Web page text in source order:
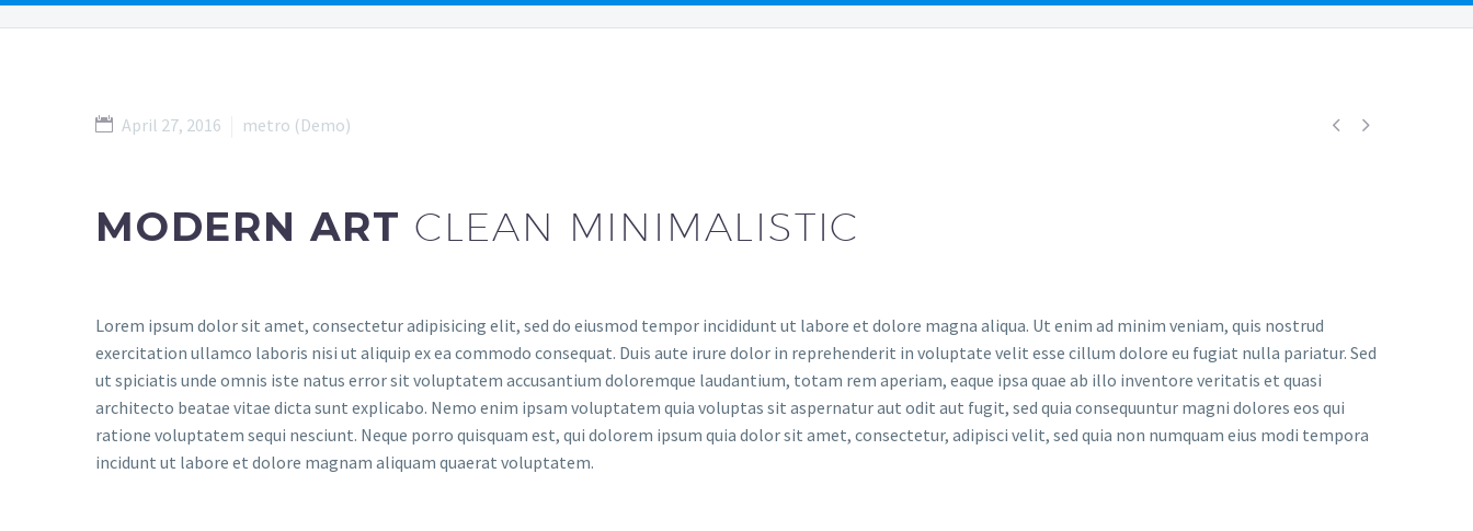
 
April 27, 2016 metro (Demo)
MODERN ART CLEAN MINIMALISTIC
Lorem ipsum dolor sit amet, consectetur adipisicing elit, sed do eiusmod tempor incididunt ut labore et dolore magna aliqua. Ut enim ad minim veniam, quis nostrud
exercitation ullamco laboris nisi ut aliquip ex ea commodo consequat. Duis aute irure dolor in reprehenderit in voluptate velit esse cillum dolore eu fugiat nulla pariatur. Sed
ut spiciatis unde omnis iste natus error sit voluptatem accusantium doloremque laudantium, totam rem aperiam, eaque ipsa quae ab illo inventore veritatis et quasi
architecto beatae vitae dicta sunt explicabo. Nemo enim ipsam voluptatem quia voluptas sit aspernatur aut odit aut fugit, sed quia consequuntur magni dolores eos qui
ratione voluptatem sequi nesciunt. Neque porro quisquam est, qui dolorem ipsum quia dolor sit amet, consectetur, adipisci velit, sed quia non numquam eius modi tempora
incidunt ut labore et dolore magnam aliquam quaerat voluptatem.